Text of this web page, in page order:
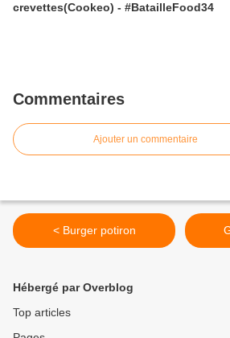
crevettes(Cookeo) - #BatailleFood34
Commentaires
Ajouter un commentaire
< Burger potiron
Hébergé par Overblog
Top articles